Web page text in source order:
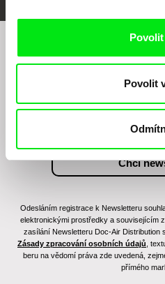
Povolit
Povolit
Chcete být pravidelně
Odesláním registrace k Newsletteru
elektronickými prostředky a souvisejícím
zasílání Newsletteru Doc-Air Distribution
Zásady zpracování osobních údajů ,
beru na vědomí práva zde uvedená,
přímého